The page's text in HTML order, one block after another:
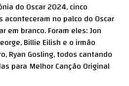
do Oscar 2024, cinco
no palco do Oscar
em branco. Foram eles:Jon
Billie Eilish e o irmão
Ryan Gosling, todos cantando
para Melhor Canção Original